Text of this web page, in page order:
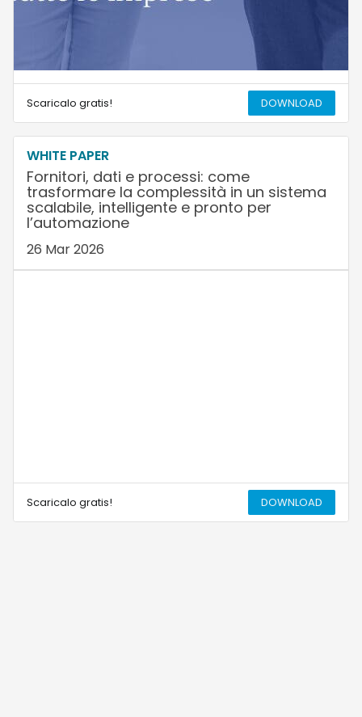
Scaricalo gratis! DOWNLOAD
WHITE PAPER
Fornitori, dati e processi: come
trasformare la complessità in un sistema
scalabile, intelligente e pronto per
l’automazione
26 Mar 2026
Scaricalo gratis! DOWNLOAD